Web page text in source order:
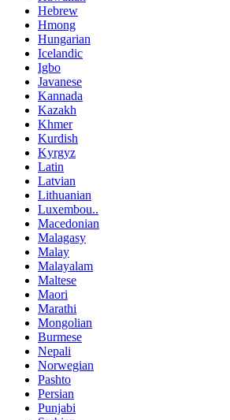
Hebrew
Hmong
Hungarian
Icelandic
Igbo
Javanese
Kannada
Kazakh
Khmer
Kurdish
Kyrgyz
Latin
Latvian
Lithuanian
Luxembou..
Macedonian
Malagasy
Malay
Malayalam
Maltese
Maori
Marathi
Mongolian
Burmese
Nepali
Norwegian
Pashto
Persian
Punjabi